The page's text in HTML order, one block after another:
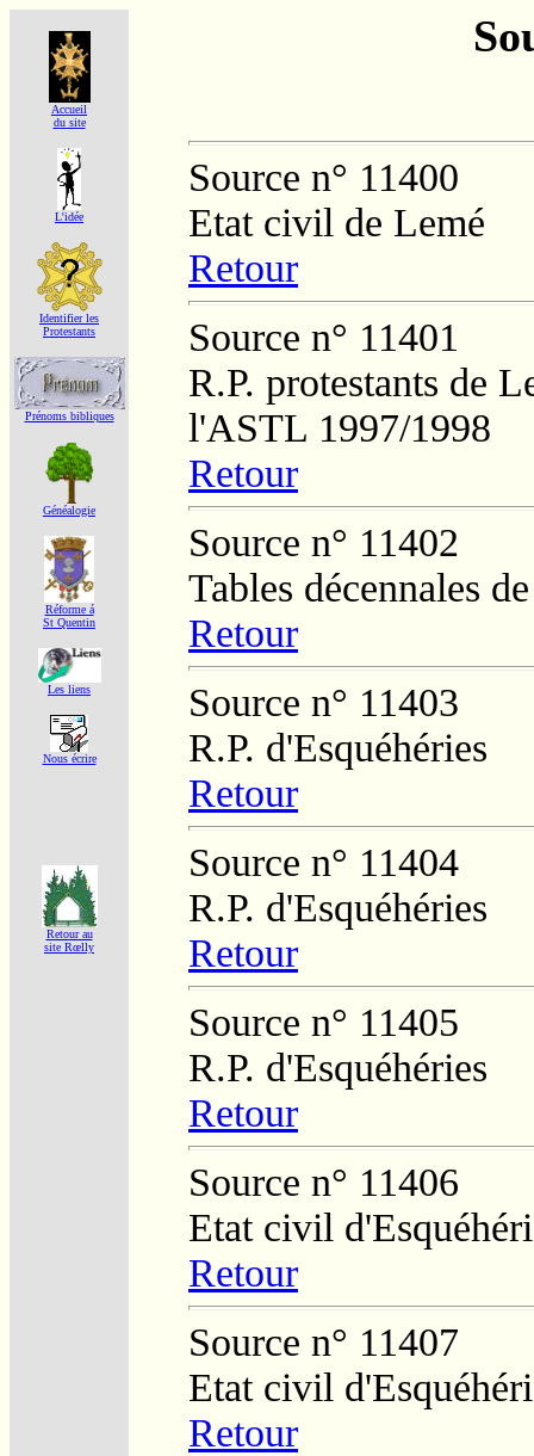
Accueil
du site
L'idée
Identifier les
Protestants
Prénoms bibliques
Généalogie
Réforme á
St Quentin
Les liens
Nous écrire
Retour au
site Rœlly
Source n° 11400
Etat civil de Lemé
Retour
Source n° 11401
R.P. protestants de
l'ASTL 1997/1998
Retour
Source n° 11402
Tables décennales
Retour
Source n° 11403
R.P. d'Esquéhéries
Retour
Source n° 11404
R.P. d'Esquéhéries
Retour
Source n° 11405
R.P. d'Esquéhéries
Retour
Source n° 11406
Etat civil
Retour
Source n° 11407
Etat civil
Retour